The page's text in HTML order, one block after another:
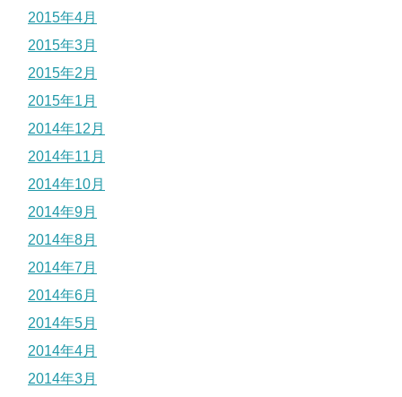
2015年4月
2015年3月
2015年2月
2015年1月
2014年12月
2014年11月
2014年10月
2014年9月
2014年8月
2014年7月
2014年6月
2014年5月
2014年4月
2014年3月